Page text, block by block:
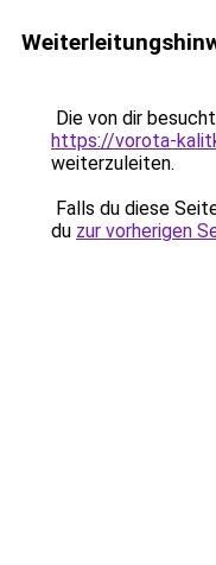
Die von dir
https://vorota-
weiterzuleiten.
Falls du diese
du zur vorherigen